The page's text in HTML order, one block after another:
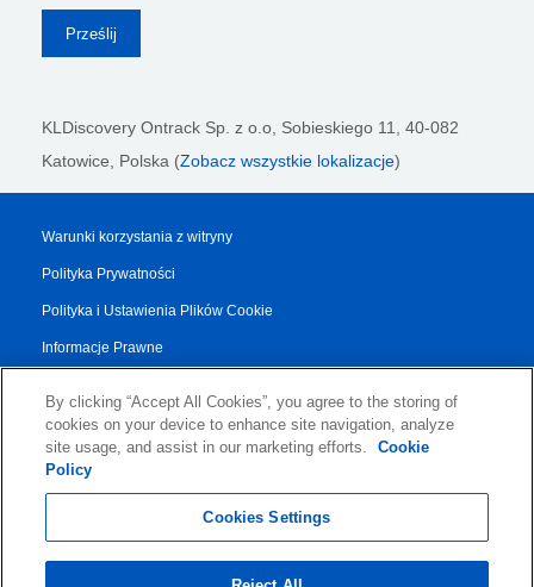
KLDiscovery Ontrack Sp. z o.o, Sobieskiego 11, 40-082
Katowice, Polska (Zobacz wszystkie lokalizacje)
Warunki korzystania z witryny
Polityka Prywatności
Polityka i Ustawienia Plików Cookie
Informacje Prawne
Regulamin Dotyczący Usług
Authorised Partner Agreement
By clicking “Accept All Cookies”, you agree to the storing of
cookies on your device to enhance site navigation, analyze
site usage, and assist in our marketing efforts.
Cookie
Policy
Cookies Settings